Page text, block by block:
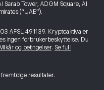
Tower, ADGM Square, Al
(“UAE”).
AFSL 491139. Kryptoaktiva er
ingen forbrukerbeskyttelse. Du
Vilkår og betingelser. Se full
fremtidige resultater.